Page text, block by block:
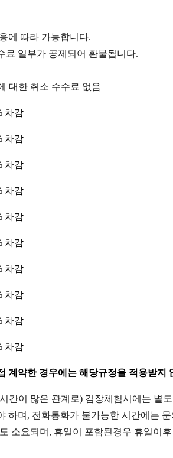
에 따라 가능합니다.
료 일부가 공제되어 환불됩니다.
대한 취소 수수료 없음
차감
차감
차감
차감
차감
차감
차감
차감
차감
차감
계약한 경우에는 해당규정을 적용받지
간이 많은 관계로) 김장체험시에는 별
하며, 전화통화가 불가능한 시간에는
소요되며, 휴일이 포함된경우 휴일이